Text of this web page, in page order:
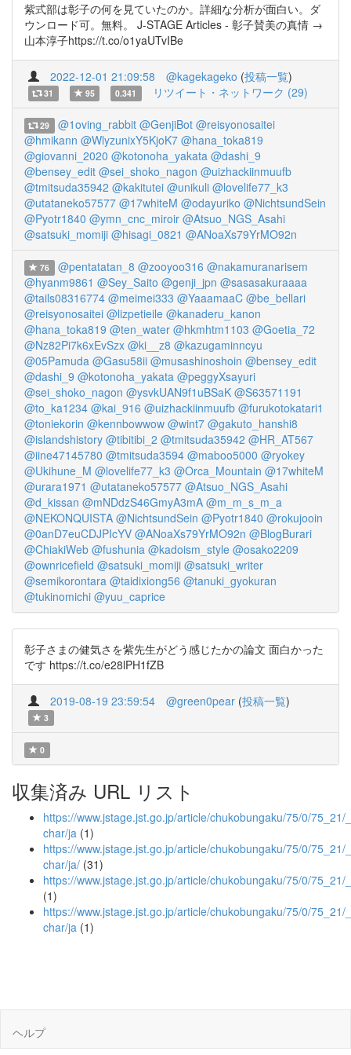
紫式部は彰子の何を見ていたのか。詳細な分析が面白い。ダ
ウンロード可。無料。 J-STAGE Articles - 彰子賛美の真情 →
山本淳子https://t.co/o1yaUTvIBe
2022-12-01 21:09:58 @kagekageko (投稿一覧)
31 95 0.341 リツイート・ネットワーク (29)
29 @1oving_rabbit @GenjiBot @reisyonosaitei
@hmikann @WlyzunixY5KjoK7 @hana_toka819
@giovanni_2020 @kotonoha_yakata @dashi_9
@bensey_edit @sei_shoko_nagon @uizhackiinmuufb
@tmitsuda35942 @kakitutei @unikuli @lovelife77_k3
@utataneko57577 @17whiteM @odayuriko @NichtsundSein
@Pyotr1840 @ymn_cnc_miroir @Atsuo_NGS_Asahi
@satsuki_momiji @hisagi_0821 @ANoaXs79YrMO92n
76 @pentatatan_8 @zooyoo316 @nakamuranarisem
@hyanm9861 @Sey_Saito @genji_jpn @sasasakuraaaa
@tails08316774 @meimei333 @YaaamaaC @be_bellari
@reisyonosaitei @lizpetieile @kanaderu_kanon
@hana_toka819 @ten_water @hkmhtm1103 @Goetia_72
@Nz82Pi7k6xEvSzx @ki__z8 @kazugaminncyu
@05Pamuda @Gasu58ii @musashinoshoin @bensey_edit
@dashi_9 @kotonoha_yakata @peggyXsayuri
@sei_shoko_nagon @ysvkUAN9f1uBSaK @S63571191
@to_ka1234 @kai_916 @uizhackiinmuufb @furukotokatari1
@toniekorin @kennbowwow @wint7 @gakuto_hanshi8
@islandshistory @tibitibi_2 @tmitsuda35942 @HR_AT567
@iine47145780 @tmitsuda3594 @maboo5000 @ryokey
@Ukihune_M @lovelife77_k3 @Orca_Mountain @17whiteM
@urara1971 @utataneko57577 @Atsuo_NGS_Asahi
@d_kissan @mNDdzS46GmyA3mA @m_m_s_m_a
@NEKONQUISTA @NichtsundSein @Pyotr1840 @rokujooin
@0anD7euCDJPIcYV @ANoaXs79YrMO92n @BlogBurari
@ChiakiWeb @fushunia @kadoism_style @osako2209
@ownricefield @satsuki_momiji @satsuki_writer
@semikorontara @taidixiong56 @tanuki_gyokuran
@tukinomichi @yuu_caprice
彰子さまの健気さを紫先生がどう感じたかの論文 面白かった
です https://t.co/e28lPH1fZB
2019-08-19 23:59:54 @green0pear (投稿一覧)
3
0
収集済み URL リスト
https://www.jstage.jst.go.jp/article/chukobungaku/75/0/75_21/
char/ja (1)
https://www.jstage.jst.go.jp/article/chukobungaku/75/0/75_21/
char/ja/ (31)
https://www.jstage.jst.go.jp/article/chukobungaku/75/0/75_21/
(1)
https://www.jstage.jst.go.jp/article/chukobungaku/75/0/75_21/
char/ja (1)
ヘルプ